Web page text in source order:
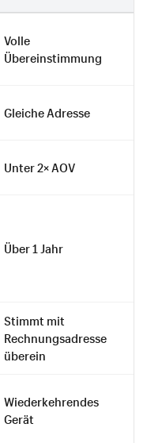
Volle
Übereinstimmung
Gleiche Adresse
Unter 2× AOV
Über 1 Jahr
Stimmt mit
Rechnungsadresse
überein
Wiederkehrendes
Gerät